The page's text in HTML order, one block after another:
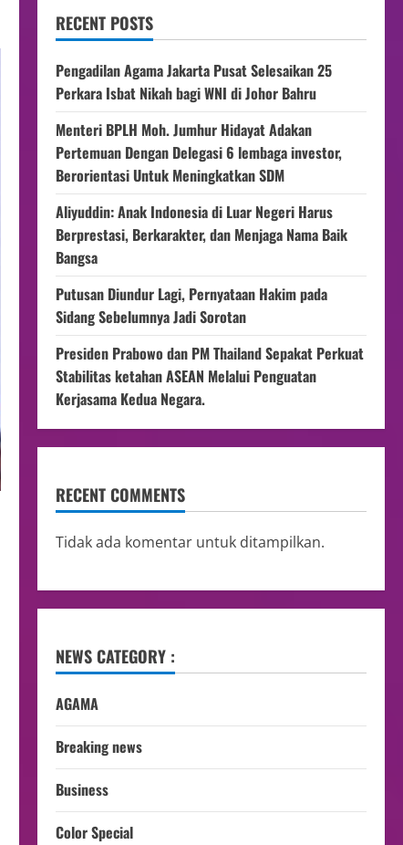
RECENT POSTS
Pengadilan Agama Jakarta Pusat Selesaikan 25
Perkara Isbat Nikah bagi WNI di Johor Bahru
Menteri BPLH Moh. Jumhur Hidayat Adakan
Pertemuan Dengan Delegasi 6 lembaga investor,
Berorientasi Untuk Meningkatkan SDM
Aliyuddin: Anak Indonesia di Luar Negeri Harus
Berprestasi, Berkarakter, dan Menjaga Nama Baik
Bangsa
Putusan Diundur Lagi, Pernyataan Hakim pada
Sidang Sebelumnya Jadi Sorotan
Presiden Prabowo dan PM Thailand Sepakat Perkuat
Stabilitas ketahan ASEAN Melalui Penguatan
Kerjasama Kedua Negara.
RECENT COMMENTS
Tidak ada komentar untuk ditampilkan.
NEWS CATEGORY :
AGAMA
Breaking news
Business
Color Special